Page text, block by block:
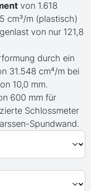
von 1.618
cm³/m (plastisch)
von nur 121,8
durch ein
31.548 cm⁴/m bei
10,0 mm.
600 mm für
Schlossmeter
Spundwand.